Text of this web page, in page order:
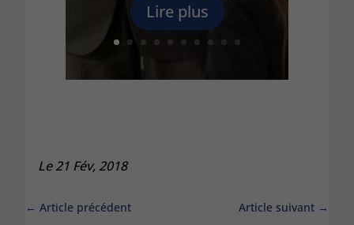
Lire plus
Le 21 Fév, 2018
← Article précédent Article suivant →